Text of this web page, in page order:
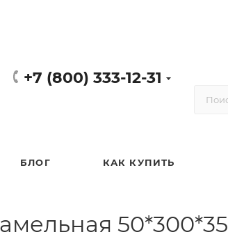
+7 (800) 333-12-31
БЛОГ КАК КУПИТЬ